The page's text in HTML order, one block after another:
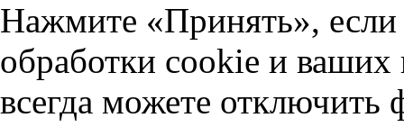
Нажмите «Принять», если
обработки cookie и
всегда можете отключить